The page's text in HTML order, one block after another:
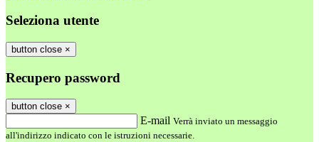
Seleziona utente
button close ×
Recupero password
button close ×
E-mail Verrà inviato un messaggio
all'indirizzo indicato con le istruzioni necessarie.